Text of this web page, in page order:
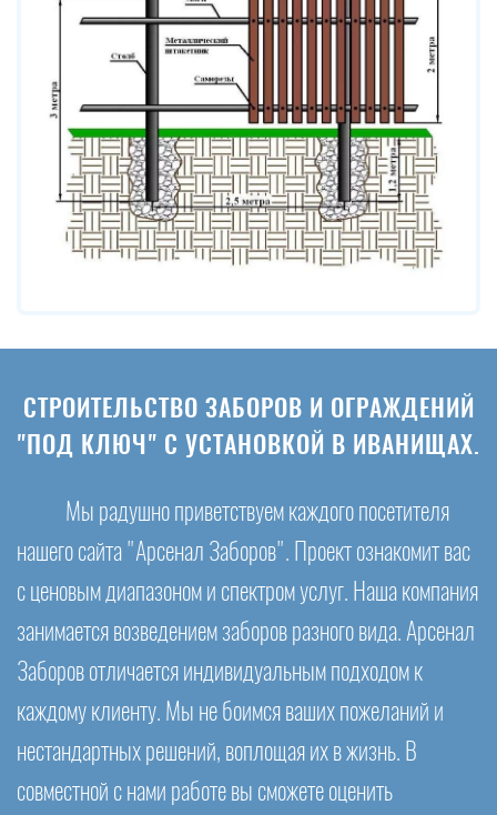
СТРОИТЕЛЬСТВО ЗАБОРОВ И ОГРАЖДЕНИЙ
"ПОД КЛЮЧ" С УСТАНОВКОЙ В ИВАНИЩАХ.
Мы радушно приветствуем каждого посетителя
нашего сайта "Арсенал Заборов". Проект ознакомит вас
с ценовым диапазоном и спектром услуг. Наша компания
занимается возведением заборов разного вида. Арсенал
Заборов отличается индивидуальным подходом к
каждому клиенту. Мы не боимся ваших пожеланий и
нестандартных решений, воплощая их в жизнь. В
совместной с нами работе вы сможете оценить